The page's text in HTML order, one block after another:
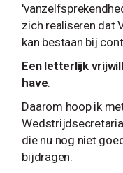
zich realiseren dat
kan bestaan bij
Een letterlijk
have.
Daarom hoop ik
die nu nog niet
bijdragen.